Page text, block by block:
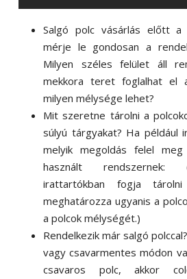
Salgó polc vásárlás előtt
mérje le gondosan a
Milyen széles felület áll
mekkora teret foglalhat el
milyen mélysége lehet?
Mit szeretne tárolni a
súlyú tárgyakat? Ha például
melyik megoldás felel
használt rendszernek:
irattartókban fogja
meghatározza ugyanis a
a polcok mélységét.)
Rendelkezik már salgó
vagy csavarmentes módon
csavaros polc, akkor